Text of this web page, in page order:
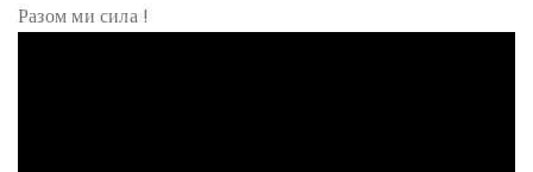
Разом ми сила !